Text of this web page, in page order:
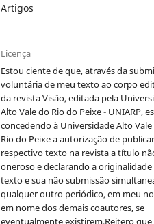
Artigos
Licença
Estou ciente de que, através da
voluntária de meu texto ao corpo
da revista Visão, editada pela
Alto Vale do Rio do Peixe - UNIARP,
concedendo à Universidade Alto
Rio do Peixe a autorização de
respectivo texto na revista a título
oneroso e declarando a
texto e sua não submissão
qualquer outro periódico, em meu
em nome dos demais coautores, se
eventualmente existirem.Reitero que